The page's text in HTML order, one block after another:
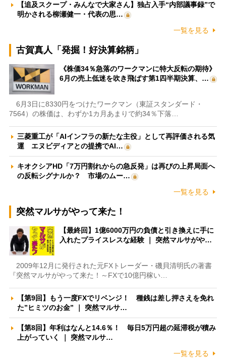
【追及スクープ・みんなで大家さん】独占入手“内部議事録”で
明かされる柳瀬健一・代表の思…
一覧を見る
古賀真人「発掘！好決算銘柄」
《株価34％急落のワークマンに特大反転の期待》
6月の売上低迷を吹き飛ばす第1四半期決算、…
6月3日に8330円をつけたワークマン（東証スタンダード・
7564）の株価は、わずか1カ月あまりで約34％下落…
三菱重工が「AIインフラの新たな主役」として再評価される気
運 エヌビディアとの提携でAI…
キオクシアHD「7万円割れからの急反発」は再びの上昇局面へ
の反転シグナルか？ 市場のムー…
一覧を見る
突然マルサがやって来た！
【最終回】1億6000万円の負債と引き換えに手に
入れたプライスレスな経験 ｜ 突然マルサがや…
2009年12月に発行された元FXトレーダー・磯貝清明氏の著書
『突然マルサがやって来た！～FXで10億円稼い…
【第9回】もう一度FXでリベンジ！ 種銭は差し押さえを免れ
た”ヒミツのお金” ｜ 突然マルサ…
【第8回】年利はなんと14.6％！ 毎日5万円超の延滞税が積み
上がっていく ｜ 突然マルサ…
一覧を見る